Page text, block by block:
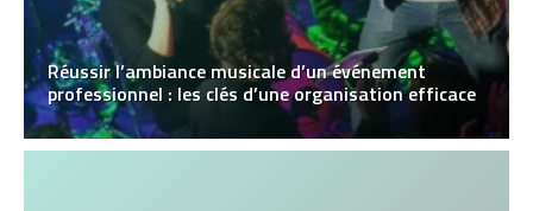
Réussir l’ambiance musicale d’un événement
professionnel : les clés d’une organisation efficace